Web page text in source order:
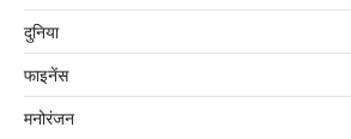
दुनिया
फाइनेंस
मनोरंजन